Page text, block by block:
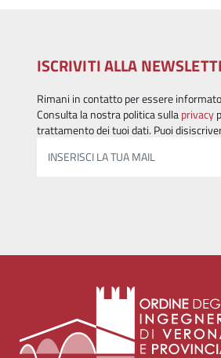
ISCRIVITI ALLA
Rimani in contatto per essere
Consulta la nostra politica sullaprivacy
trattamento dei tuoi dati. Puoi
INSERISCI LA TUA MAIL